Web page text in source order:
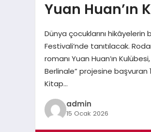
Yuan Huan’ın
Dünya çocuklarını hikâyelerin
Festivali’nde tanıtılacak.
romanı Yuan Huan’ın
Berlinale” projesine başvuran
Kitap…
admin
15 Ocak 2026